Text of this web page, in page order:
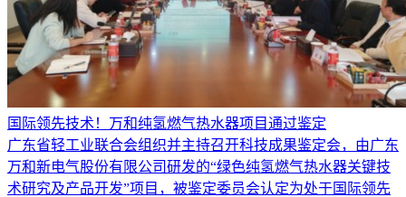
国际领先技术！万和纯氢燃气热水器项目通过鉴定
广东省轻工业联合会组织并主持召开科技成果鉴定会，由广东
万和新电气股份有限公司研发的“绿色纯氢燃气热水器关键技
术研究及产品开发”项目，被鉴定委员会认定为处于国际领先